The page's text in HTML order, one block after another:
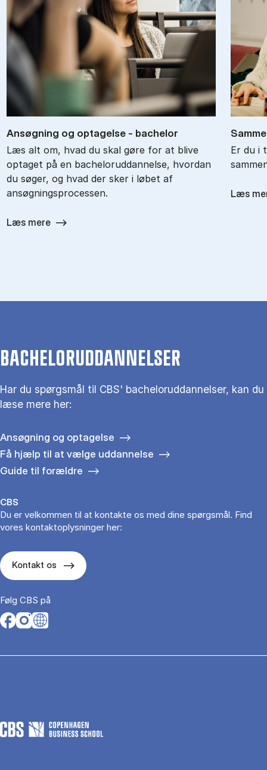
An­søg­ning og op­ta­gel­se - ba­chel­or
Læs alt om, hvad du skal gøre for at blive
optaget på en bacheloruddannelse, hvordan
du søger, og hvad der sker i løbet af
ansøgningsprocessen.
Læs mere
Er du i
Læs
BACHELORUDDANNELSER
Har du spørgsmål til CBS' bacheloruddannelser, kan du
læse mere her:
Ansøgning og optagelse
Få hjælp til at vælge uddannelse
Guide til forældre
CBS
Du er velkommen til at kontakte os med dine spørgsmål. Find
vores kontaktoplysninger her:
Kontakt os
Følg CBS på
Opens in a new tab
Opens in a new tab
Opens in a new tab